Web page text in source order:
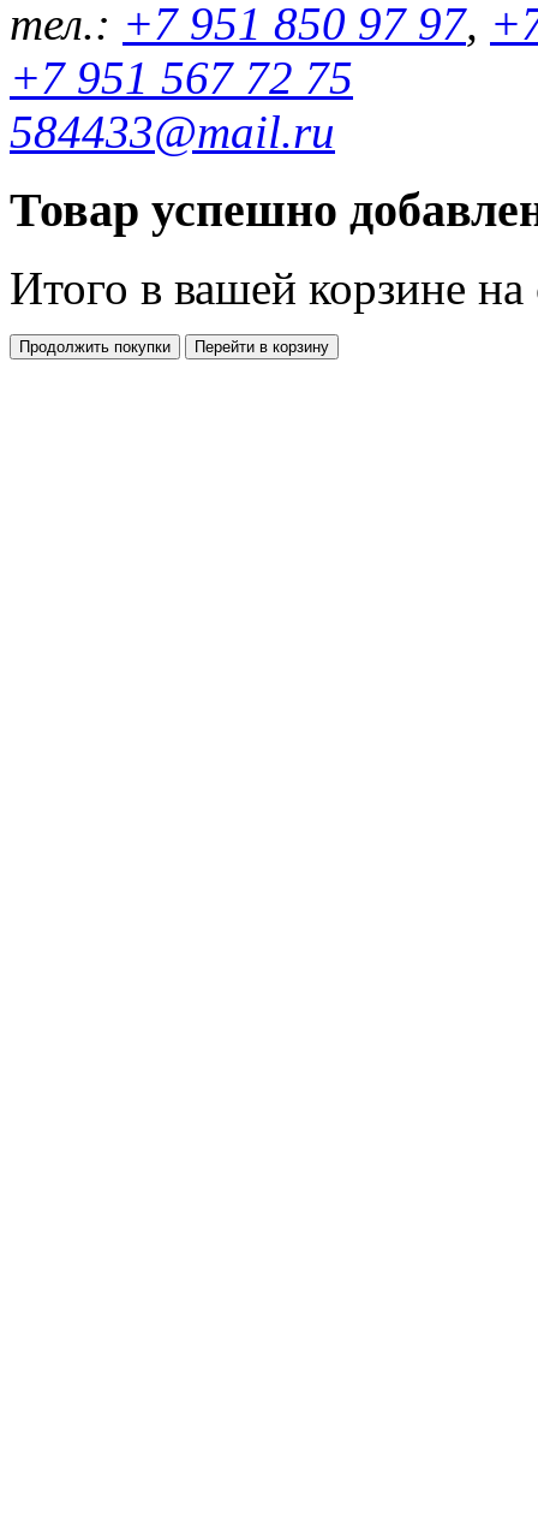
тел.: +7 951 850 97 97,
+7 951 567 72 75
584433@mail.ru
Товар успешно
Итого в вашей корзине
Продолжить покупки Перейти в корзину